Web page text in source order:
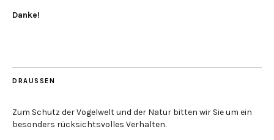
Danke!
DRAUSSEN
Zum Schutz der Vogelwelt und der Natur bitten wir Sie um ein
besonders rücksichtsvolles Verhalten.